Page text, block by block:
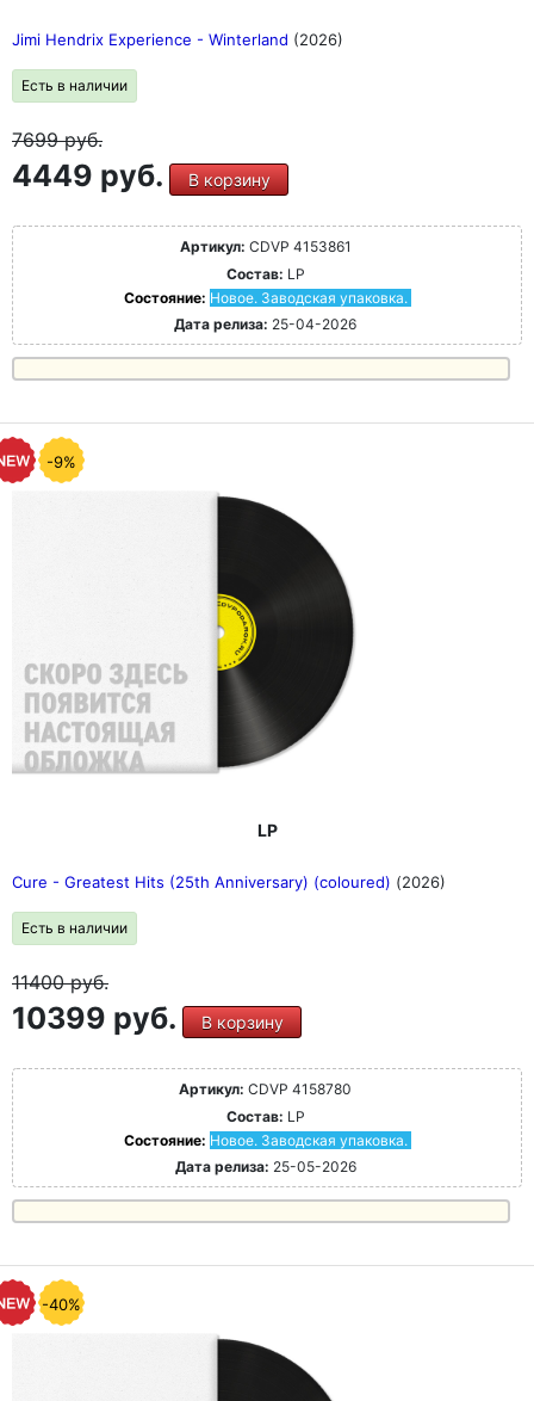
Jimi Hendrix Experience - Winterland (2026)
Есть в наличии
7699руб.
4449 руб. В корзину
Артикул: CDVP 4153861
Состав: LP
Состояние: Новое. Заводская упаковка.
Дата релиза: 25-04-2026
-9%
LP
Cure - Greatest Hits (25th Anniversary) (coloured) (2026)
Есть в наличии
11400руб.
10399 руб. В корзину
Артикул: CDVP 4158780
Состав: LP
Состояние: Новое. Заводская упаковка.
Дата релиза: 25-05-2026
-40%